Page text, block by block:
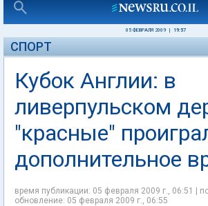
05 ФЕВРАЛЯ 2009 19:57
СПОРТ
Кубок Англии: в
ливерпульском
"красные"
дополнительное
время публикации: 05 февраля 2009 г., 06:51 |
обновление: 05 февраля 2009 г., 06:55